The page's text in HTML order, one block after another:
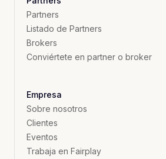
Partners
Listado de Partners
Brokers
Conviértete en partner o broker
Empresa
Sobre nosotros
Clientes
Eventos
Trabaja en Fairplay